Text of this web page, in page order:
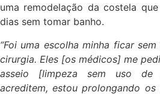
uma remodelação da costela
dias sem tomar banho.
“Foi uma escolha minha ficar
cirurgia. Eles [os médicos] me
asseio [limpeza sem uso de
acreditem, estou prolongando